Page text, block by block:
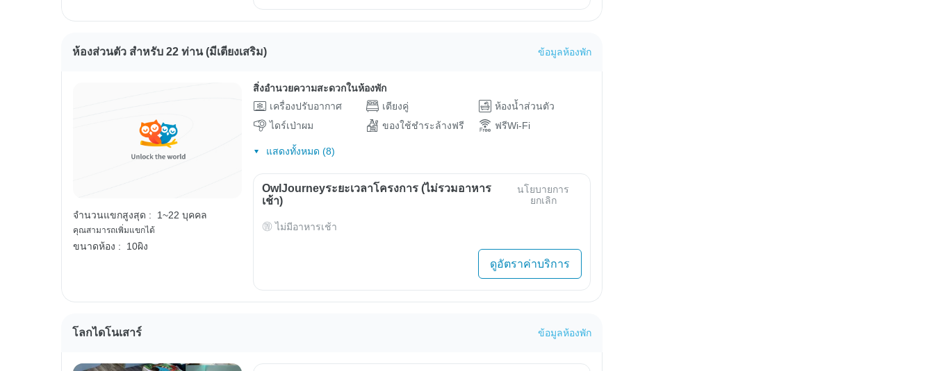
ห้องส่วนตัว สำหรับ 22 ท่าน (มีเตียงเสริม) ข้อมูลห้องพัก
จำนวนแขกสูงสุด : 1~22 บุคคล
คุณสามารถเพิ่มแขกได้
ขนาดห้อง : 10ผิง
สิ่งอำนวยความสะดวกในห้องพัก
เครื่องปรับอากาศ
เตียงคู่
ห้องน้ำส่วนตัว
ไดร์เป่าผม
ของใช้ชำระล้างฟรี ฟรีWi-Fi
แสดงทั้งหมด (8)
OwlJourneyระยะเวลาโครงการ (ไม่รวมอาหาร
เช้า)
นโยบายการ
ยกเลิก
ไม่มีอาหารเช้า
ดูอัตราค่าบริการ
โลกไดโนเสาร์ ข้อมูลห้องพัก